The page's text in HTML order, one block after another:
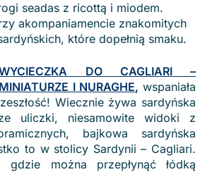
seadas z ricottą i miodem.
akompaniamencie znakomitych
które dopełnią smaku.
DO CAGLIARI –
I NURAGHE,wspaniała
Wiecznie żywa sardyńska
uliczki, niesamowite widoki z
bajkowa sardyńska
to w stolicy Sardynii – Cagliari.
gdzie można przepłynąć łódką